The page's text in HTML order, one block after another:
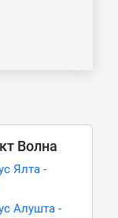
Волна
Ялта -
Алушта -